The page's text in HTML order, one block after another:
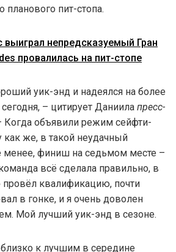
планового пит-стопа.
выиграл непредсказуемый Гран
провалилась на пит-стопе
уик-энд и надеялся на более
– цитирует Даниила пресс-
Когда объявили режим сейфти-
как же, в такой неудачный
менее, финиш на седьмом месте –
всё сделала правильно, в
провёл квалификацию, почти
в гонке, и я очень доволен
Мой лучший уик-энд в сезоне.
к лучшим в середине